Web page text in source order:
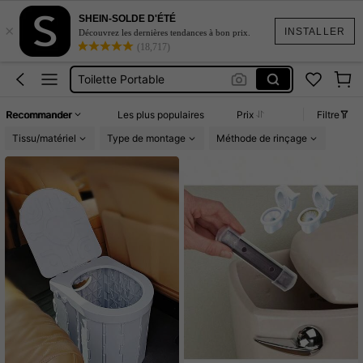
INSTALLER
×
SHEIN-SOLDE D'ÉTÉ
Découvrez les dernières tendances à bon prix.
(18,717)
Toilette Camping
Toilette Portable
Toilette Portative
Toilette Camping
Recommander Les plus populaires Prix
Filtre
Tissu/matériel
Type de montage Méthode de rinçage